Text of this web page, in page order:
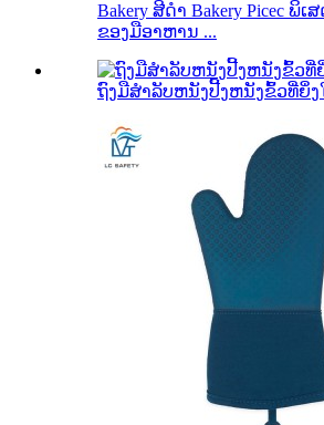
Bakery ສີດໍາ Bakery Picec ພິ
ຂອງມືອາຫານ ...
ຖົງມືສໍາລັບຫນັງປີ້ງຫນັງຂົ້ວທີ່ຍິ່